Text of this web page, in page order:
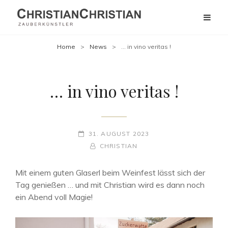
Home > News > … in vino veritas !
… in vino veritas !
POSTED-
31. AUGUST 2023
BY
BYLINE
CHRISTIAN
Mit einem guten Glaserl beim Weinfest lässt sich der
Tag genießen … und mit Christian wird es dann noch
ein Abend voll Magie!